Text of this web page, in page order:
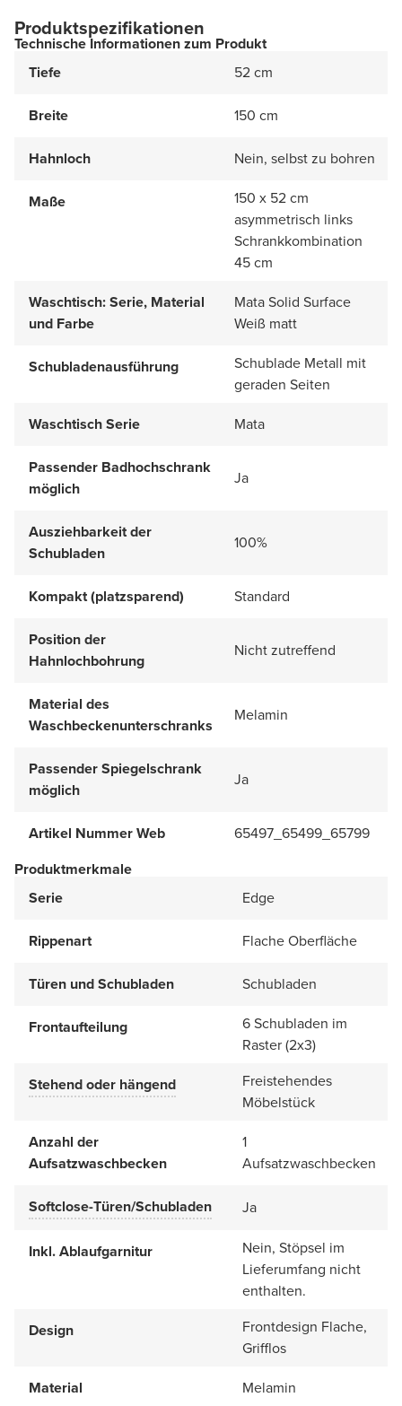
Produktspezifikationen
Technische Informationen zum Produkt
Tiefe
52 cm
Breite 150 cm
Hahnloch Nein, selbst zu bohren
Maße
150 x 52 cm
asymmetrisch links
Schrankkombination
45 cm
Waschtisch: Serie, Material
und Farbe
Mata Solid Surface
Weiß matt
Schubladenausführung
Schublade Metall mit
geraden Seiten
Waschtisch Serie
Mata
Passender Badhochschrank
möglich
Ja
Ausziehbarkeit der
Schubladen
100%
Kompakt (platzsparend) Standard
Position der
Hahnlochbohrung
Nicht zutreffend
Material des
Waschbeckenunterschranks
Melamin
Passender Spiegelschrank
möglich
Ja
Artikel Nummer Web
65497_65499_65799
Produktmerkmale
Serie
Edge
Rippenart Flache Oberfläche
Türen und Schubladen Schubladen
Frontaufteilung
6 Schubladen im
Raster (2x3)
Stehend oder hängend
Freistehendes
Möbelstück
Anzahl der
Aufsatzwaschbecken
1
Aufsatzwaschbecken
Softclose-Türen/Schubladen Ja
Inkl. Ablaufgarnitur
Nein, Stöpsel im
Lieferumfang nicht
enthalten.
Design
Frontdesign Flache,
Grifflos
Material
Melamin